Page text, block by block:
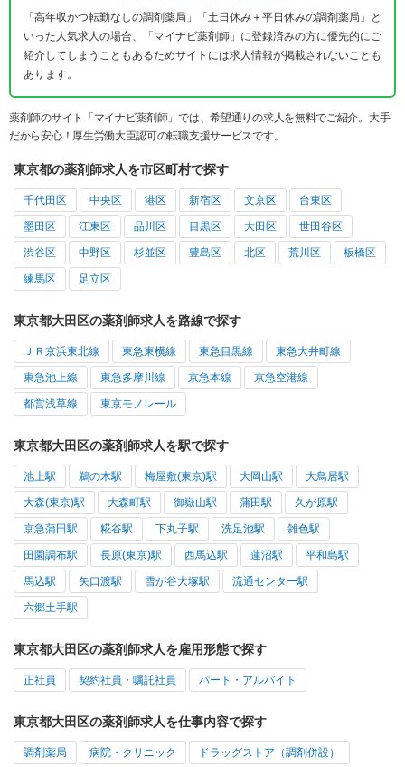
「高年収かつ転勤なしの調剤薬局」「土日休み＋平日休みの調剤薬局」と
いった人気求人の場合、「マイナビ薬剤師」に登録済みの方に優先的にご
紹介してしまうこともあるためサイトには求人情報が掲載されないことも
あります。
薬剤師のサイト「マイナビ薬剤師」では、希望通りの求人を無料でご紹介。大手
だから安心！厚生労働大臣認可の転職支援サービスです。
東京都の薬剤師求人を市区町村で探す
千代田区 中央区 港区 新宿区 文京区 台東区
墨田区 江東区 品川区 目黒区 大田区 世田谷区
渋谷区 中野区 杉並区 豊島区 北区 荒川区 板橋区
練馬区 足立区
東京都大田区の薬剤師求人を路線で探す
ＪＲ京浜東北線 東急東横線 東急目黒線 東急大井町線
東急池上線 東急多摩川線 京急本線 京急空港線
都営浅草線 東京モノレール
東京都大田区の薬剤師求人を駅で探す
池上駅 鵜の木駅 梅屋敷(東京)駅 大岡山駅 大鳥居駅
大森(東京)駅 大森町駅 御嶽山駅 蒲田駅 久が原駅
京急蒲田駅 糀谷駅 下丸子駅 洗足池駅 雑色駅
田園調布駅 長原(東京)駅 西馬込駅 蓮沼駅 平和島駅
馬込駅 矢口渡駅 雪が谷大塚駅 流通センター駅
六郷土手駅
東京都大田区の薬剤師求人を雇用形態で探す
正社員 契約社員・嘱託社員 パート・アルバイト
東京都大田区の薬剤師求人を仕事内容で探す
調剤薬局 病院・クリニック ドラッグストア（調剤併設）